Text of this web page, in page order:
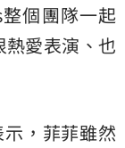
個團隊一起
愛表演、也
，菲菲雖然